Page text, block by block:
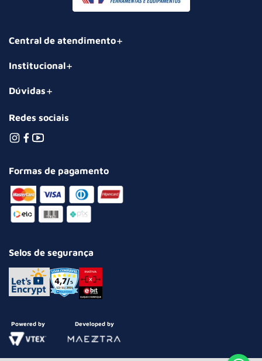
Central de atendimento
Institucional
Dúvidas
Redes sociais
Formas de pagamento
Selos de segurança
Powered by Developed by